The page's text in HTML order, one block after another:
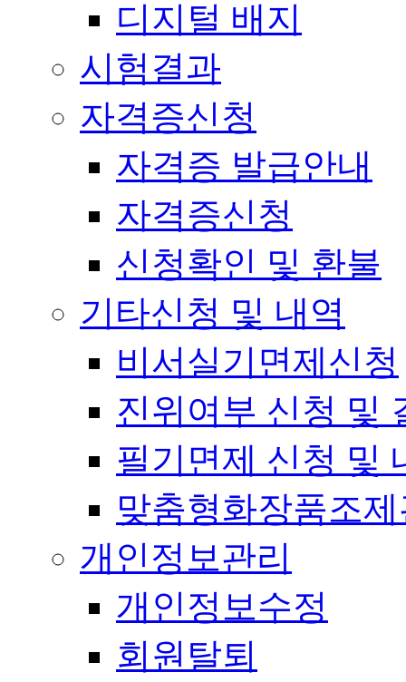
디지털 배지
시험결과
자격증신청
자격증 발급안내
자격증신청
신청확인 및 환불
기타신청 및 내역
비서실기면제신청
진위여부 신청 및
필기면제 신청 및
맞춤형화장품조
개인정보관리
개인정보수정
회원탈퇴